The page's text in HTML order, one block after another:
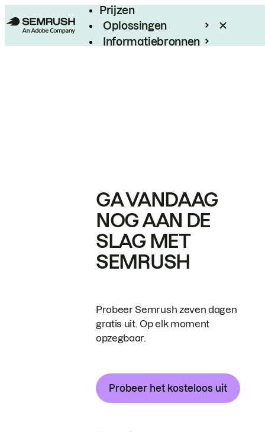
Prijzen
Oplossingen
Informatiebronnen
GA VANDAAG
NOG AAN DE
SLAG MET
SEMRUSH
Probeer Semrush zeven dagen
gratis uit. Op elk moment
opzegbaar.
Probeer het kosteloos uit